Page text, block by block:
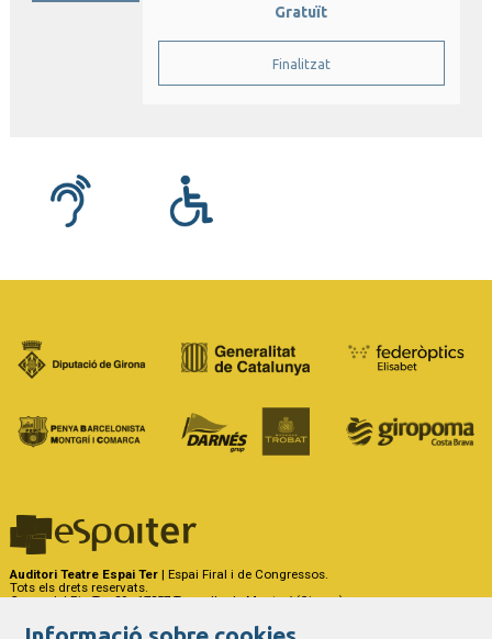
Gratuït
Finalitzat
Auditori Teatre Espai Ter | Espai Firal i de Congressos.
Tots els drets reservats.
Carrer del Riu Ter, 29 - 17257 Torroella de Montgrí (Girona)